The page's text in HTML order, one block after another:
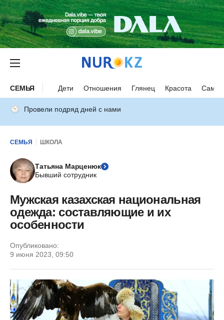
СЕМЬЯ Дети Отношения Глянец Красота
Провели подряд дней с нами
СЕМЬЯ ШКОЛА
Татьяна Марценюк
Бывший сотрудник
Мужская казахская национальная
одежда: составляющие и их
особенности
Опубликовано:
9 июня 2023, 09:50